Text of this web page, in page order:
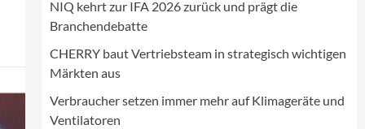
NIQ kehrt zur IFA 2026 zurück und prägt die
Branchendebatte
CHERRY baut Vertriebsteam in strategisch wichtigen
Märkten aus
Verbraucher setzen immer mehr auf Klimageräte und
Ventilatoren
4
Alltag
5
Reolink-Studie: Bei der
Zuverlässigkeit und Qualität
statt Feature-Flut